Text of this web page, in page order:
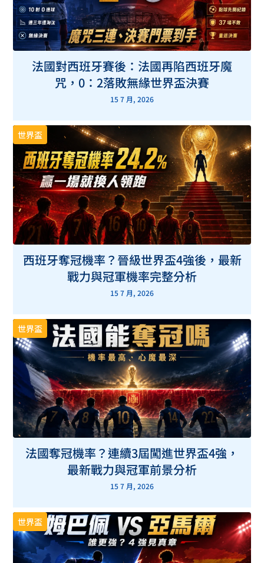
法國對西班牙賽後：法國再陷西班牙魔
咒，0：2落敗無緣世界盃決賽
15 7 月, 2026
世界盃
西班牙奪冠機率？晉級世界盃4強後，最新
戰力與冠軍機率完整分析
15 7 月, 2026
世界盃
法國奪冠機率？連續3屆闖進世界盃4強，
最新戰力與冠軍前景分析
15 7 月, 2026
世界盃